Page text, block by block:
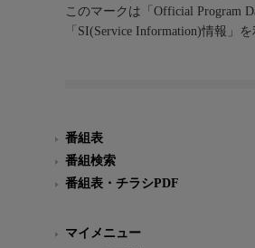
このマークは「Official Program
「SI(Service Information)情報」
番組表
番組検索
番組表・チラシPDF
マイメニュー